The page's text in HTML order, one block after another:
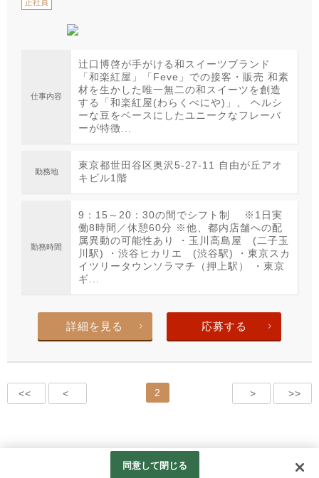
正社員
仕事内容
辻口博啓が手がける和スイーツブランド
「和楽紅屋」「Feve」での接客・販売 和素
材を生かした唯一無二の和スイーツを創造
する「和楽紅屋(わらくべにや)」、 ヘルシ
ーな豆をベースにしたユニークなフレーバ
ーが特徴...
勤務地
東京都世田谷区奥沢5-27-11 自由が丘アオ
キビル1階
勤務時間
9：15～20：30の間でシフト制 ※1日実
働8時間／休憩60分 ※他、都内店舗への配
属異動の可能性あり ・玉川高島屋 (二子玉
川駅) ・渋谷ヒカリエ (渋谷駅) ・東京スカ
イツリータウンソラマチ（押上駅） ・東京
ギ...
詳細を見る 応募する
<< < 2 > >>
© Tsujiguchi Group
同意して閉じる